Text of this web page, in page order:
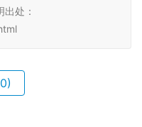
处：